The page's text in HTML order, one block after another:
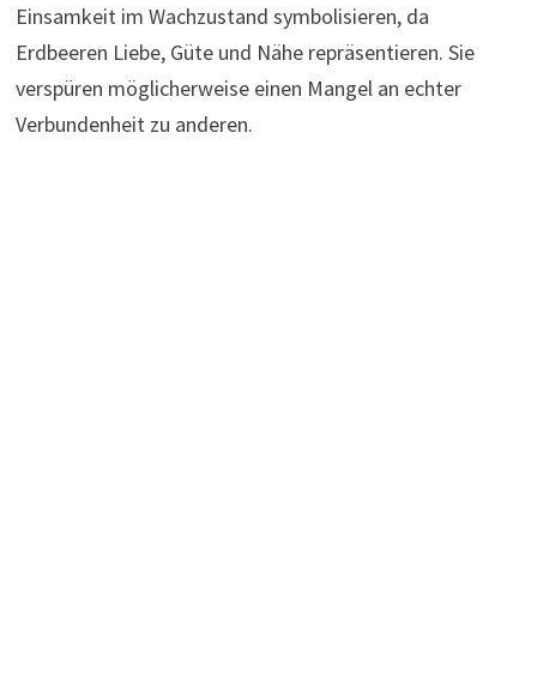
Einsamkeit im Wachzustand symbolisieren, da
Erdbeeren Liebe, Güte und Nähe repräsentieren. Sie
verspüren möglicherweise einen Mangel an echter
Verbundenheit zu anderen.